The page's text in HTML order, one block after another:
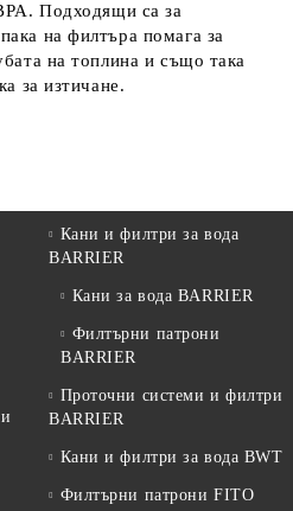
Подходящи са за
на филтъра помага за
на топлина и също така
за изтичане.
Кани и филтри за вода
BARRIER
Кани за вода BARRIER
Филтърни патрони
BARRIER
Проточни системи и филтри
BARRIER
Кани и филтри за вода BWT
Филтърни патрони FITO